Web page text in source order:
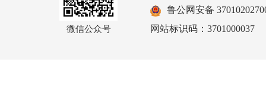
微信公众号
鲁公网安备
网站标识码：3701000037